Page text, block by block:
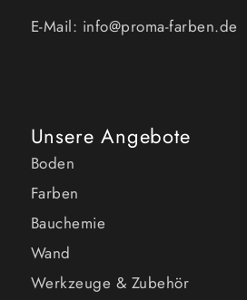
E-Mail: info@proma-farben.de
Unsere Angebote
Boden
Farben
Bauchemie
Wand
Werkzeuge & Zubehör